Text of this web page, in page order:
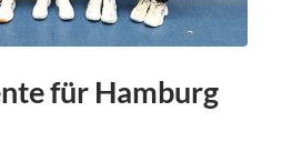
für Hamburg